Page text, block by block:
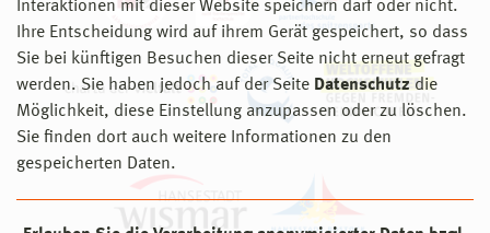
Interaktionen mit dieser Website speichern darf oder nicht.
Ihre Entscheidung wird auf ihrem Gerät gespeichert, so dass
Sie bei künftigen Besuchen dieser Seite nicht erneut gefragt
werden. Sie haben jedoch auf der Seite Datenschutz die
Möglichkeit, diese Einstellung anzupassen oder zu löschen.
Sie finden dort auch weitere Informationen zu den
gespeicherten Daten.